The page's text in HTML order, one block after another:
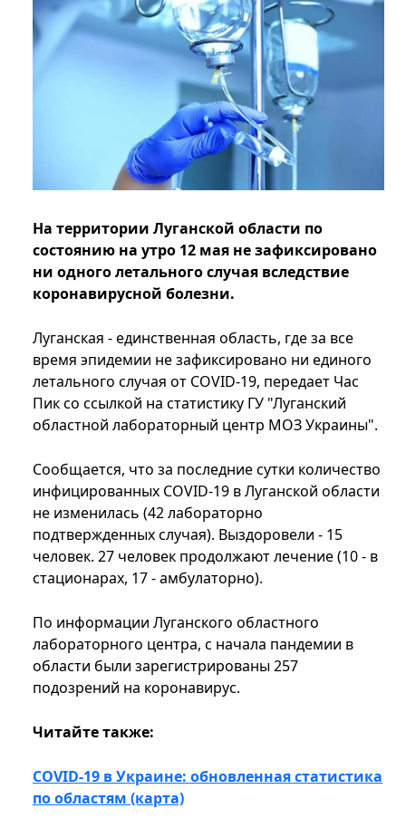
На территории Луганской области по
состоянию на утро 12 мая не зафиксировано
ни одного летального случая вследствие
коронавирусной болезни.
Луганская - единственная область, где за все
время эпидемии не зафиксировано ни единого
летального случая от COVID-19, передает Час
Пик со ссылкой на статистику ГУ "Луганский
областной лабораторный центр МОЗ Украины".
Сообщается, что за последние сутки количество
инфицированных COVID-19 в Луганской области
не изменилась (42 лабораторно
подтвержденных случая). Выздоровели - 15
человек. 27 человек продолжают лечение (10 - в
стационарах, 17 - амбулаторно).
По информации Луганского областного
лабораторного центра, с начала пандемии в
области были зарегистрированы 257
подозрений на коронавирус.
Читайте также:
COVID-19 в Украине: обновленная статистика
по областям (карта)